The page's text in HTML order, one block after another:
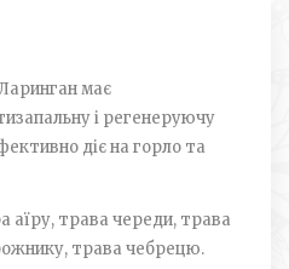
має
і регенеруючу
діє на горло та
аїру, трава череди, трава
трава чебрецю.